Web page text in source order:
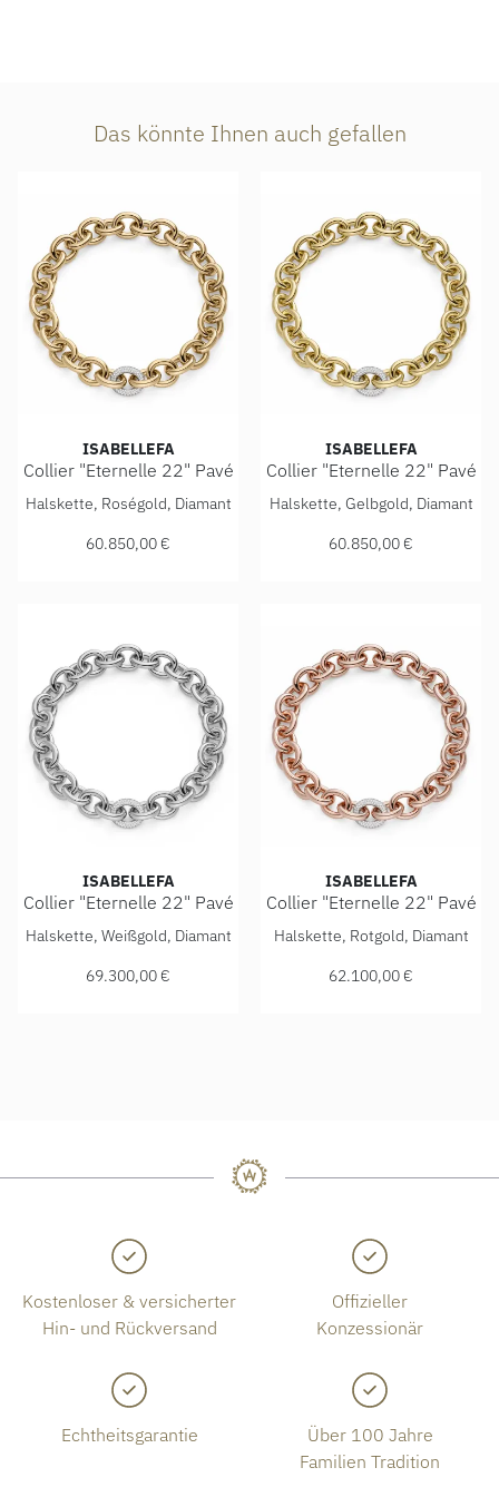
Das könnte Ihnen auch gefallen
ISABELLEFA
Collier "Eternelle 22" Pavé
IsabelleFa Collier "Eternelle 22" Pavé, Ref: 04222/
Halskette, Roségold, Diamant
60.850,00 €
ISABELLEFA
Collier "Eternelle 22" Pavé
IsabelleFa Collier
Halskette, Gelbgold, Diamant
60.850,00 €
ISABELLEFA
Collier "Eternelle 22" Pavé
IsabelleFa Collier "Eternelle 22" Pavé, Ref: 04222/
Halskette, Weißgold, Diamant
69.300,00 €
ISABELLEFA
Collier "Eternelle 22" Pavé
IsabelleFa Collier
Halskette, Rotgold, Diamant
62.100,00 €
Kostenloser & versicherter
Hin- und Rückversand
Offizieller
Konzessionär
Echtheitsgarantie
Über 100 Jahre
Familien Tradition